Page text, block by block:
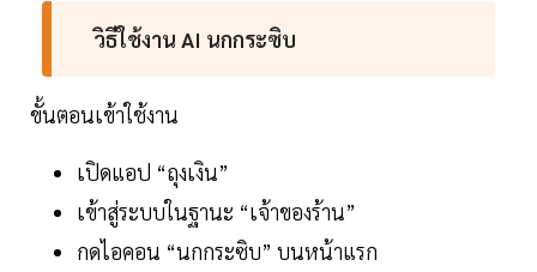
วิธีใช้งาน AI นกกระซิบ
ขั้นตอนเข้าใช้งาน
เปิดแอป “ถุงเงิน”
เข้าสู่ระบบในฐานะ “เจ้าของร้าน”
กดไอคอน “นกกระซิบ” บนหน้าแรก